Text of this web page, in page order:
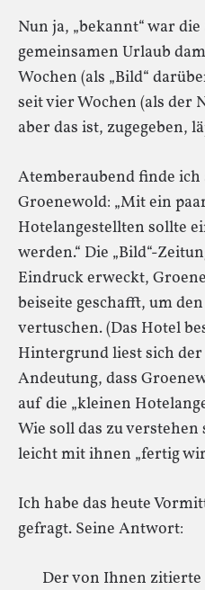
Nun ja, „bekannt“ war
gemeinsamen Urlaub
Wochen (als „Bild“
seit vier Wochen (als der
aber das ist, zugegeben,
Atemberaubend finde ich
Groenewold: „Mit ein
Hotelangestellten sollte
werden.“ Die „Bild“-
Eindruck erweckt,
beiseite geschafft, um
vertuschen. (Das Hotel
Hintergrund liest sich
Andeutung, dass
auf die „kleinen
Wie soll das zu verstehen
leicht mit ihnen „fertig
Ich habe das heute
gefragt. Seine Antwort:
Der von Ihnen